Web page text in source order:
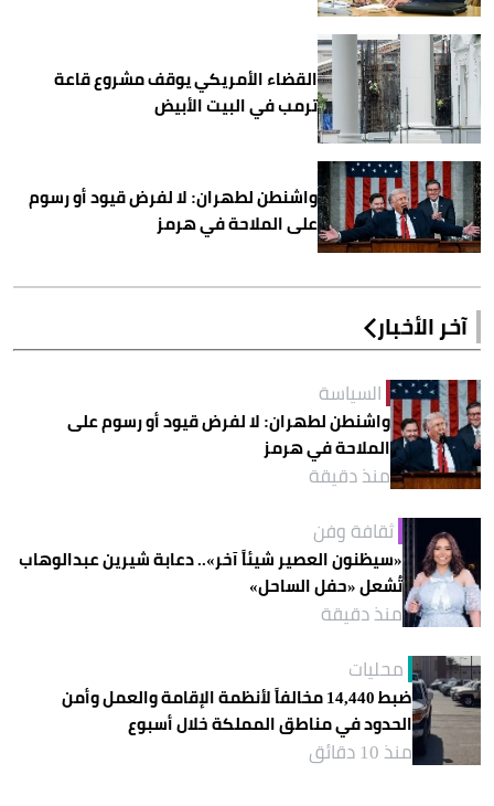
القضاء الأمريكي يوقف مشروع قاعة
ترمب في البيت الأبيض
واشنطن لطهران: لا لفرض قيود أو رسوم
على الملاحة في هرمز
آخر الأخبار
السياسة
واشنطن لطهران: لا لفرض قيود أو رسوم على
الملاحة في هرمز
منذ دقيقة
ثقافة وفن
«سيظنون العصير شيئاً آخر».. دعابة شيرين عبدالوهاب
تُشعل «حفل الساحل»
منذ دقيقة
محليات
ضبط 14,440 مخالفاً لأنظمة الإقامة والعمل وأمن
الحدود في مناطق المملكة خلال أسبوع
منذ 10 دقائق